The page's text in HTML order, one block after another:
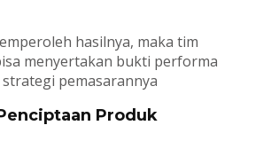
hasilnya, maka tim
menyertakan bukti performa
pemasarannya
Produk